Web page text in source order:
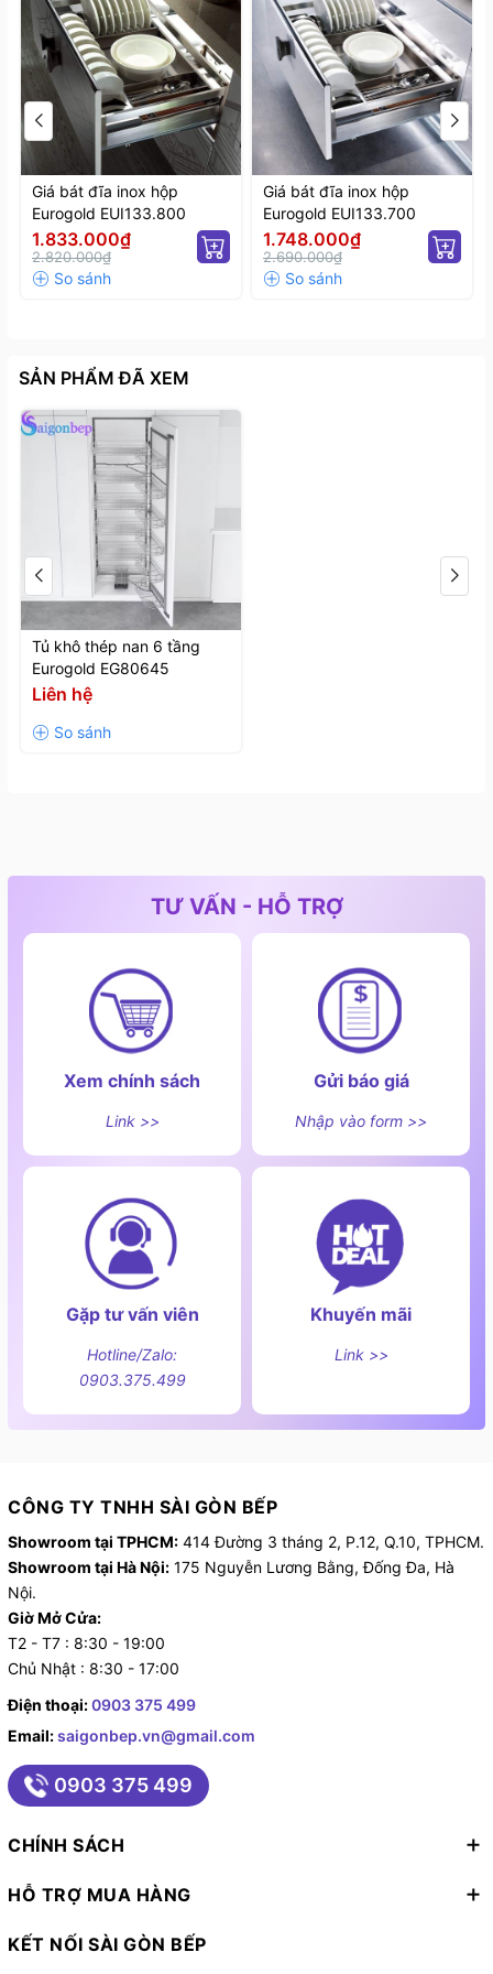
trong hôm nay!
Giá bát đĩa inox hộp
Eurogold EUI133.800
1.833.000₫
2.820.000₫
Giá bát đĩa inox hộp
Eurogold EUI133.700
1.748.000₫
2.690.000₫
SẢN PHẨM ĐÃ XEM
Tủ khô thép nan 6 tầng
Eurogold EG80645
Liên hệ
TƯ VẤN - HỖ TRỢ
Xem chính sách
Link >>
Gửi báo giá
Nhập vào form >>
Gặp tư vấn viên
Hotline/Zalo:
0903.375.499
Khuyến mãi
Link >>
CÔNG TY TNHH SÀI GÒN BẾP
Showroom tại TPHCM: 414 Đường 3 tháng 2, P.12, Q.10, TPHCM.
Showroom tại Hà Nội: 175 Nguyễn Lương Bằng, Đống Đa, Hà
Nội.
Giờ Mở Cửa:
T2 - T7 : 8:30 - 19:00
Chủ Nhật : 8:30 - 17:00
Điện thoại:0903 375 499
Email:saigonbep.vn@gmail.com
0903 375 499
CHÍNH SÁCH
HỖ TRỢ MUA HÀNG
KẾT NỐI SÀI GÒN BẾP